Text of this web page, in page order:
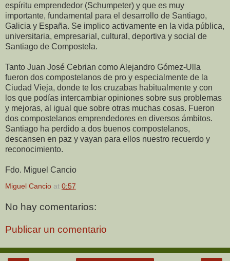
espíritu emprendedor (Schumpeter) y que es muy
importante, fundamental para el desarrollo de Santiago,
Galicia y España. Se implico activamente en la vida pública,
universitaria, empresarial, cultural, deportiva y social de
Santiago de Compostela.
Tanto Juan José Cebrian como Alejandro Gómez-Ulla
fueron dos compostelanos de pro y especialmente de la
Ciudad Vieja, donde te los cruzabas habitualmente y con
los que podías intercambiar opiniones sobre sus problemas
y mejoras, al igual que sobre otras muchas cosas. Fueron
dos compostelanos emprendedores en diversos ámbitos.
Santiago ha perdido a dos buenos compostelanos,
descansen en paz y vayan para ellos nuestro recuerdo y
reconocimiento.
Fdo. Miguel Cancio
Miguel Cancio at 0:57
No hay comentarios:
Publicar un comentario